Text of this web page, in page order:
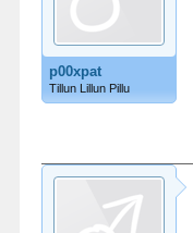
p00xpat
Tillun Lillun Pillu